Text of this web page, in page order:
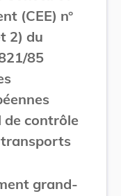
(CEE) n°
2) du
85
de contrôle
transports
grand-